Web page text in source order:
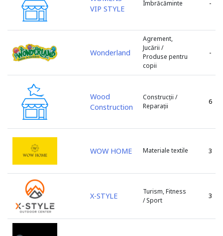
Fălești
Hîncești
Leova
Lipcani
Marculești
Nisporeni
Ocnița
Orhei
Otaci
Rezina
Rîșcani
s. Băcioi
s. Bascalia
ZityMall
Zorile
VIP STYLE
Îmbrăcăminte -
Wonderland
Agrement,
Jucării /
Produse pentru
copii
-
Wood
Construction
Construcții /
Reparații
6
WOW HOME Materiale textile 3
X-STYLE
Turism, Fitness
/ Sport
3